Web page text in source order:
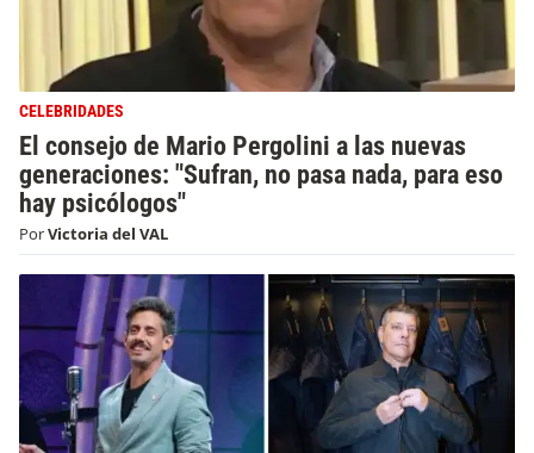
CELEBRIDADES
El consejo de Mario Pergolini a las nuevas
generaciones: "Sufran, no pasa nada, para eso
hay psicólogos"
PorVictoria del VAL